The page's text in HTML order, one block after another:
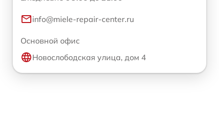
info@miele-repair-center.ru
Основной офис
Новослободская улица, дом 4